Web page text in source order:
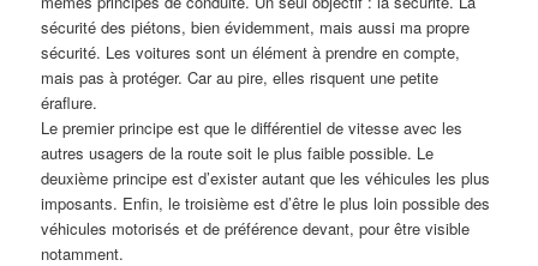
sécurité des piétons, bien évidemment, mais aussi ma propre
sécurité. Les voitures sont un élément à prendre en compte,
mais pas à protéger. Car au pire, elles risquent une petite
éraflure.
Le premier principe est que le différentiel de vitesse avec les
autres usagers de la route soit le plus faible possible. Le
deuxième principe est d’exister autant que les véhicules les plus
imposants. Enfin, le troisième est d’être le plus loin possible des
véhicules motorisés et de préférence devant, pour être visible
notamment.